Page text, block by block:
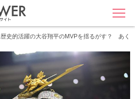
MENU
歴史的活躍の大谷翔平のMVPを揺るがす？ あく